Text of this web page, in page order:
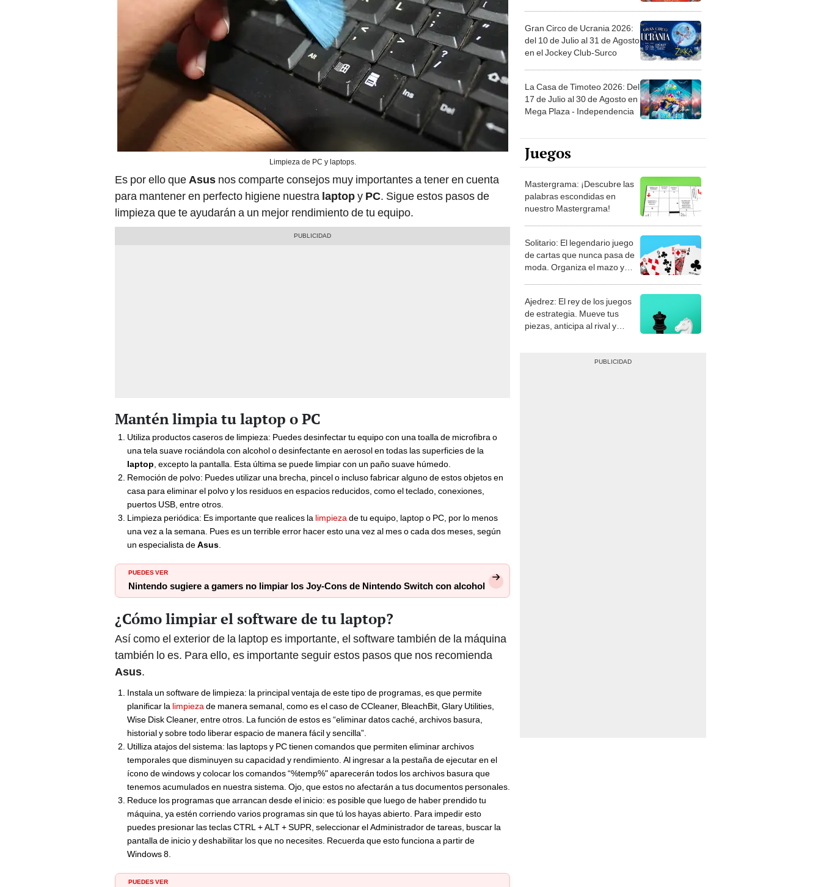
Limpieza de PC y laptops.
Es por ello que Asus nos comparte consejos muy importantes a tener en cuenta
para mantener en perfecto higiene nuestra laptopy PC. Sigue estos pasos de
limpieza que te ayudarán a un mejor rendimiento de tu equipo.
Mantén limpia tu laptop o PC
Utiliza productos caseros de limpieza: Puedes desinfectar tu equipo con una toalla de microfibra o
una tela suave rociándola con alcohol o desinfectante en aerosol en todas las superficies de la
laptop , excepto la pantalla. Esta última se puede limpiar con un paño suave húmedo.
Remoción de polvo: Puedes utilizar una brecha, pincel o incluso fabricar alguno de estos objetos en
casa para eliminar el polvo y los residuos en espacios reducidos, como el teclado, conexiones,
puertos USB, entre otros.
Limpieza periódica: Es importante que realices la limpieza de tu equipo, laptop o PC, por lo menos
una vez a la semana. Pues es un terrible error hacer esto una vez al mes o cada dos meses, según
un especialista deAsus
PUEDES VER
Nintendo sugiere a gamers no limpiar los Joy-Cons de Nintendo Switch con alcohol
¿Cómo limpiar el software de tu laptop?
Así como el exterior de la laptop es importante, el software también de la máquina
también lo es. Para ello, es importante seguir estos pasos que nos recomienda
Asus.
Instala un software de limpieza: la principal ventaja de este tipo de programas, es que permite
planificar la limpieza de manera semanal, como es el caso de CCleaner, BleachBit, Glary Utilities,
Wise Disk Cleaner, entre otros. La función de estos es “eliminar datos caché, archivos basura,
historial y sobre todo liberar espacio de manera fácil y sencilla”.
Utilliza atajos del sistema: las laptops y PC tienen comandos que permiten eliminar archivos
temporales que disminuyen su capacidad y rendimiento. Al ingresar a la pestaña de ejecutar en el
ícono de windows y colocar los comandos “%temp%" aparecerán todos los archivos basura que
tenemos acumulados en nuestra sistema. Ojo, que estos no afectarán a tus documentos personales.
Reduce los programas que arrancan desde el inicio: es posible que luego de haber prendido tu
máquina, ya estén corriendo varios programas sin que tú los hayas abierto. Para impedir esto
puedes presionar las teclas CTRL + ALT + SUPR, seleccionar el Administrador de tareas, buscar la
pantalla de inicio y deshabilitar los que no necesites. Recuerda que esto funciona a partir de
Windows 8.
PUEDES VER
Gran Circo de Ucrania 2026:
del 10 de Julio al 31 de Agosto
en el Jockey Club-Surco
La Casa de Timoteo 2026: Del
17 de Julio al 30 de Agosto en
Mega Plaza - Independencia
Juegos
Mastergrama: ¡Descubre las
palabras escondidas en
nuestro Mastergrama!
Solitario: El legendario juego
de cartas que nunca pasa de
moda. Organiza el mazo y
Ajedrez: El rey de los juegos
de estrategia. Mueve tus
piezas, anticipa al rival y